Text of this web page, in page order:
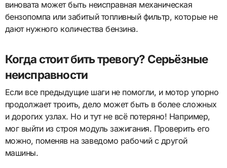
виновата может быть неисправная механическая
бензопомпа или забитый топливный фильтр, которые не
дают нужного количества бензина.
Когда стоит бить тревогу? Серьёзные
неисправности
Если все предыдущие шаги не помогли, и мотор упорно
продолжает троить, дело может быть в более сложных
и дорогих узлах. Но и тут не всё потеряно! Например,
мог выйти из строя модуль зажигания. Проверить его
можно, поменяв на заведомо рабочий с другой
машины.